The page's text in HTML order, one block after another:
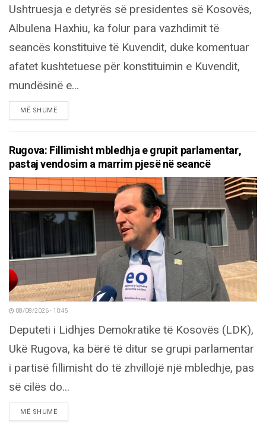
Ushtruesja e detyrës së presidentes së Kosovës,
Albulena Haxhiu, ka folur para vazhdimit të
seancës konstituive të Kuvendit, duke komentuar
afatet kushtetuese për konstituimin e Kuvendit,
mundësinë e...
MË SHUMËDETAILS
Rugova: Fillimisht mbledhja e grupit parlamentar,
pastaj vendosim a marrim pjesë në seancë
08/08/2026 - 10:45
Deputeti i Lidhjes Demokratike të Kosovës (LDK),
Ukë Rugova, ka bërë të ditur se grupi parlamentar
i partisë fillimisht do të zhvillojë një mbledhje, pas
së cilës do...
MË SHUMËDETAILS